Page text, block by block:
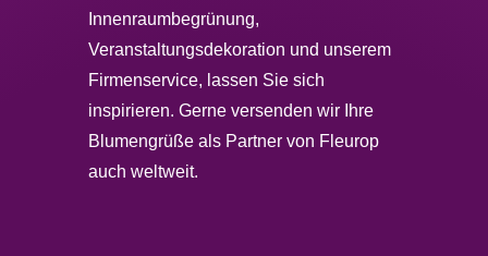
Innenraumbegrünung,
Veranstaltungsdekoration und unserem
Firmenservice, lassen Sie sich
inspirieren. Gerne versenden wir Ihre
Blumengrüße als Partner von Fleurop
auch weltweit.